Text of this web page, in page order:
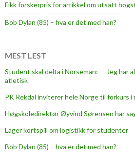
e
a
s
i
a
l
Fikk forskerpris for artikkel om utsatt
Bob Dylan (85) – hva er det med han?
MEST LEST
Student skal delta i Norseman: — Jeg har
atletisk
PK Rekdal inviterer hele Norge til forkurs i
Høgskoledirektør Øyvind Sørensen har
Lager kortspill om logistikk for studenter
Bob Dylan (85) – hva er det med han?